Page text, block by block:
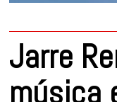
Jarre
música